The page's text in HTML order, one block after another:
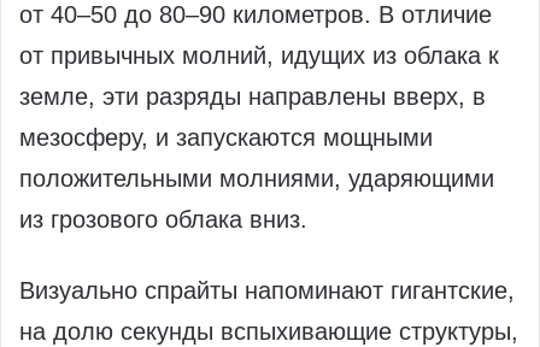
от 40–50 до 80–90 километров. В отличие
от привычных молний, идущих из облака к
земле, эти разряды направлены вверх, в
мезосферу, и запускаются мощными
положительными молниями, ударяющими
из грозового облака вниз.
Визуально спрайты напоминают гигантские,
на долю секунды вспыхивающие структуры,